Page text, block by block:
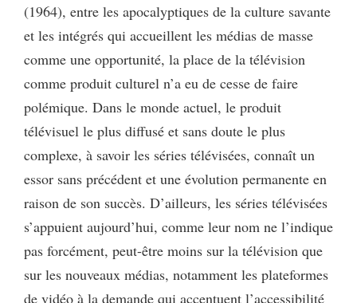
(1964), entre les apocalyptiques de la culture savante
et les intégrés qui accueillent les médias de masse
comme une opportunité, la place de la télévision
comme produit culturel n’a eu de cesse de faire
polémique. Dans le monde actuel, le produit
télévisuel le plus diffusé et sans doute le plus
complexe, à savoir les séries télévisées, connaît un
essor sans précédent et une évolution permanente en
raison de son succès. D’ailleurs, les séries télévisées
s’appuient aujourd’hui, comme leur nom ne l’indique
pas forcément, peut-être moins sur la télévision que
sur les nouveaux médias, notamment les plateformes
de vidéo à la demande qui accentuent l’accessibilité